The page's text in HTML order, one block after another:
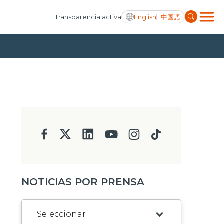
Transparencia activa English 中国語
NOTICIAS POR PRENSA